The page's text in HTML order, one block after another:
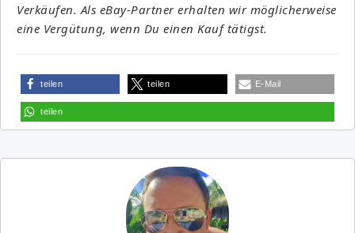
Verkäufen. Als eBay-Partner erhalten wir möglicherweise
eine Vergütung, wenn Du einen Kauf tätigst.
teilen teilen E-Mail
teilen